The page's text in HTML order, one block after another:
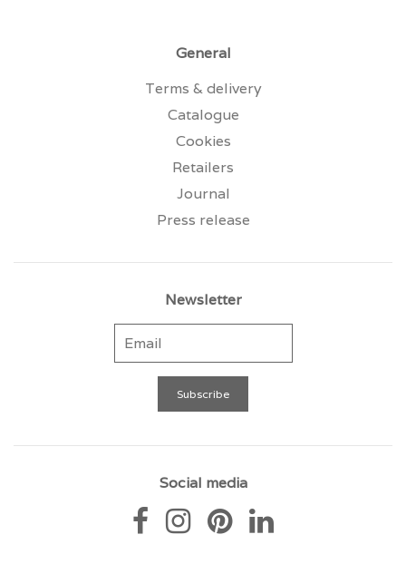
General
Terms & delivery
Catalogue
Cookies
Retailers
Journal
Press release
Newsletter
Social media